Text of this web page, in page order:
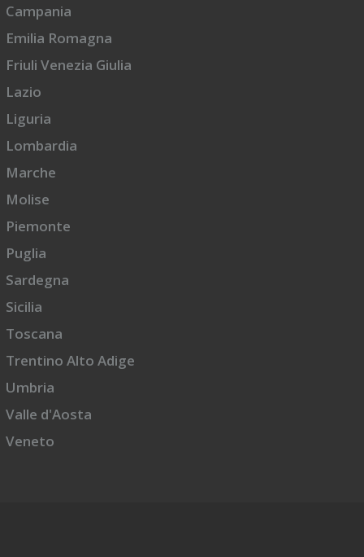
Campania
Emilia Romagna
Friuli Venezia Giulia
Lazio
Liguria
Lombardia
Marche
Molise
Piemonte
Puglia
Sardegna
Sicilia
Toscana
Trentino Alto Adige
Umbria
Valle d'Aosta
Veneto